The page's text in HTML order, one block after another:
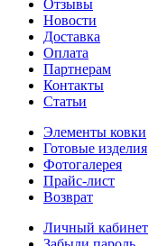
Отзывы
Новости
Доставка
Оплата
Партнерам
Контакты
Статьи
Элементы ковки
Готовые изделия
Фотогалерея
Прайс-лист
Возврат
Личный кабинет